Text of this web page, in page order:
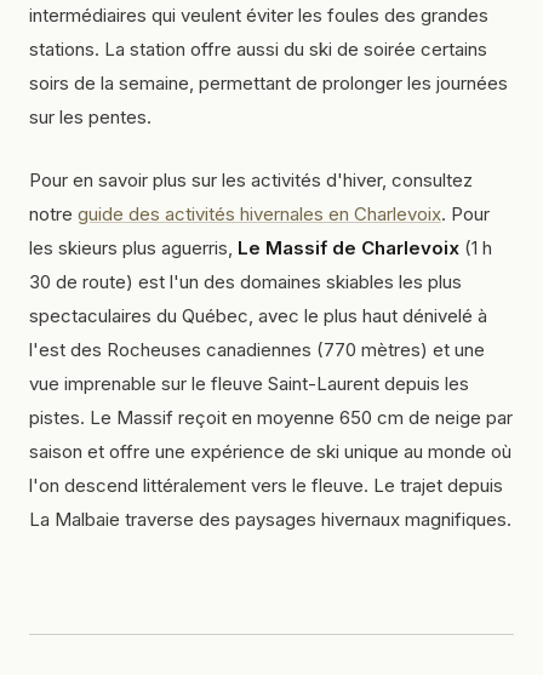
intermédiaires qui veulent éviter les foules des grandes
stations. La station offre aussi du ski de soirée certains
soirs de la semaine, permettant de prolonger les journées
sur les pentes.
Pour en savoir plus sur les activités d'hiver, consultez
notre guide des activités hivernales en Charlevoix. Pour
les skieurs plus aguerris, Le Massif de Charlevoix (1 h
30 de route) est l'un des domaines skiables les plus
spectaculaires du Québec, avec le plus haut dénivelé à
l'est des Rocheuses canadiennes (770 mètres) et une
vue imprenable sur le fleuve Saint-Laurent depuis les
pistes. Le Massif reçoit en moyenne 650 cm de neige par
saison et offre une expérience de ski unique au monde où
l'on descend littéralement vers le fleuve. Le trajet depuis
La Malbaie traverse des paysages hivernaux magnifiques.